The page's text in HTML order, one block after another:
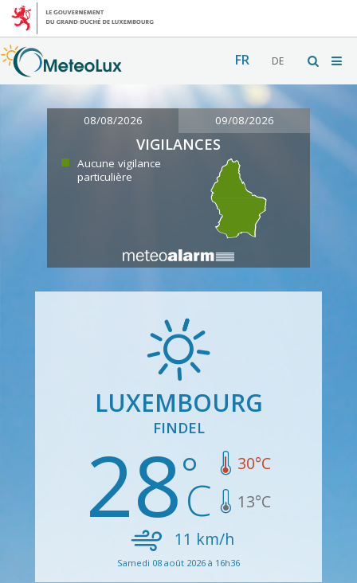
FR DE
08/08/2026 09/08/2026
VIGILANCES
Aucune vigilance
particulière
LUXEMBOURG
FINDEL
28 30°C
13°C
11 km/h
Samedi 08 août 2026 à 16h36